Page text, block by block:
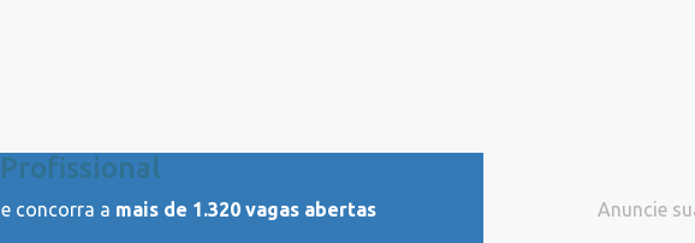
Profissional
concorra a mais de 1.320 vagas abertas Anuncie